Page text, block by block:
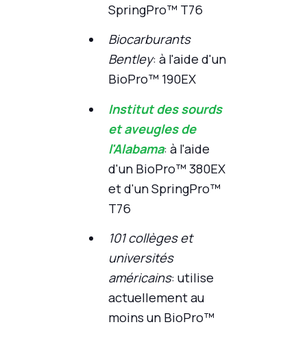
SpringPro™ T76
Biocarburants
Bentley: à l'aide d'un
BioPro™ 190EX
Institut des sourds
et aveugles de
l'Alabama: à l'aide
d'un BioPro™ 380EX
et d'un SpringPro™
T76
101 collèges et
universités
américains: utilise
actuellement au
moins un BioPro™